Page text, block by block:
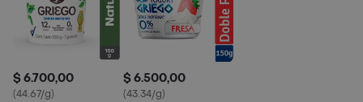
$ 6.700,00
(44.67/g)
$ 6.500,00
(43.34/g)